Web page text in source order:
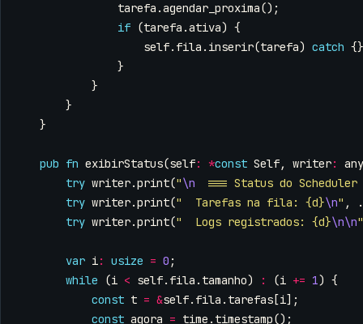
tarefa .agendar_proxima();
if (tarefa .ativa) {
self. fila . inserir(tarefa) catch
}
}
}
}
pub fn exibirStatus(self: *const Self, writer:
try writer.print("\n
=== Status do Scheduler
try writer.print("  Tarefas na fila: {d}\n" ,
try writer.print("  Logs registrados: {d}\n\n"
var i: usize = 0 ;
while
(i < self. fila . tamanho) : (i += 1) {
const t = &self. fila . tarefas [i];
const agora = time . timestamp();